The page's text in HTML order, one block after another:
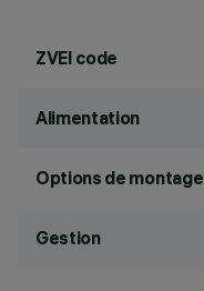
ZVEI code
Alimentation
Options de montage
Gestion